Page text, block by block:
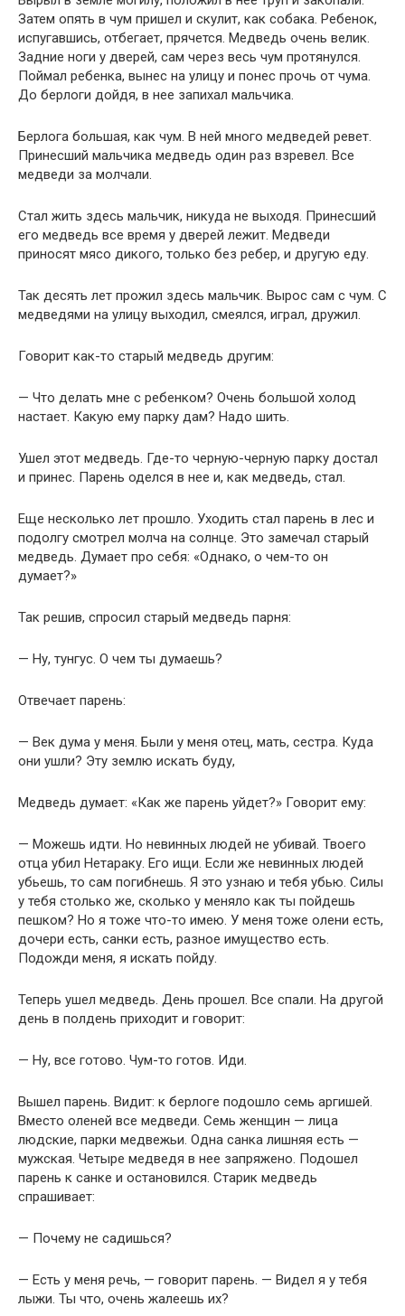
Затем опять в чум пришел и скулит, как собака. Ребенок,
испугавшись, отбегает, прячется. Медведь очень велик.
Задние ноги у дверей, сам через весь чум протянулся.
Поймал ребенка, вынес на улицу и понес прочь от чума.
До берлоги дойдя, в нее запихал мальчика.
Берлога большая, как чум. В ней много медведей ревет.
Принесший мальчика медведь один раз взревел. Все
медведи за молчали.
Стал жить здесь мальчик, никуда не выходя. Принесший
его медведь все время у дверей лежит. Медведи
приносят мясо дикого, только без ребер, и другую еду.
Так десять лет прожил здесь мальчик. Вырос сам с чум. С
медведями на улицу выходил, смеялся, играл, дружил.
Говорит как-то старый медведь другим:
— Что делать мне с ребенком? Очень большой холод
настает. Какую ему парку дам? Надо шить.
Ушел этот медведь. Где-то черную-черную парку достал
и принес. Парень оделся в нее и, как медведь, стал.
Еще несколько лет прошло. Уходить стал парень в лес и
подолгу смотрел молча на солнце. Это замечал старый
медведь. Думает про себя: «Однако, о чем-то он
думает?»
Так решив, спросил старый медведь парня:
— Ну, тунгус. О чем ты думаешь?
Отвечает парень:
— Век дума у меня. Были у меня отец, мать, сестра. Куда
они ушли? Эту землю искать буду,
Медведь думает: «Как же парень уйдет?» Говорит ему:
— Можешь идти. Но невинных людей не убивай. Твоего
отца убил Нетараку. Его ищи. Если же невинных людей
убьешь, то сам погибнешь. Я это узнаю и тебя убью. Силы
у тебя столько же, сколько у меняло как ты пойдешь
пешком? Но я тоже что-то имею. У меня тоже олени есть,
дочери есть, санки есть, разное имущество есть.
Подожди меня, я искать пойду.
Теперь ушел медведь. День прошел. Все спали. На другой
день в полдень приходит и говорит:
— Ну, все готово. Чум-то готов. Иди.
Вышел парень. Видит: к берлоге подошло семь аргишей.
Вместо оленей все медведи. Семь женщин — лица
людские, парки медвежьи. Одна санка лишняя есть —
мужская. Четыре медведя в нее запряжено. Подошел
парень к санке и остановился. Старик медведь
спрашивает:
— Почему не садишься?
— Есть у меня речь, — говорит парень. — Видел я у тебя
лыжи. Ты что, очень жалеешь их?